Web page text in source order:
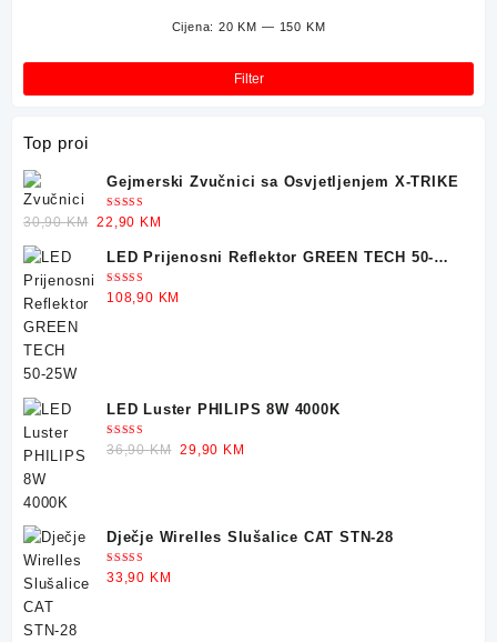
Filter
Cijena:20 KM — 150 KM
Top proi
Gejmerski Zvučnici sa Osvjetljenjem X-TRIKE
Ocjenjeno
5.00 od 5
30,90KM Original
was:
30,90 KM.
22,90 KM
is:
22,90 KM.
LED Prijenosni Reflektor GREEN TECH 50-
25W
Ocjenjeno
5.00od 5
108,90 KM
LED Luster PHILIPS 8W 4000K
Ocjenjeno
5.00od 5
36,90KM Original
29,90 KM
Dječje Wirelles Slušalice CAT STN-28
Ocjenjeno
5.00od 5
33,90 KM